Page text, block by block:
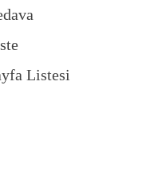
Listesi